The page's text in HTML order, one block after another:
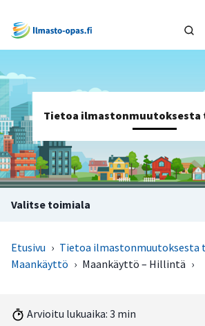
Tietoa
Valitse toimiala
Etusivu › Tietoa ilmastonmuutoksesta
Maankäyttö › Maankäyttö – Hillintä ›
Arvioitu lukuaika: 3 min